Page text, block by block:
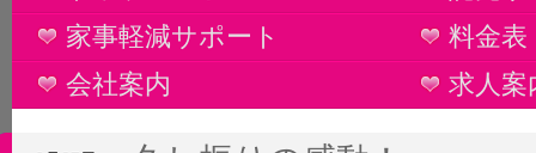
家事軽減サポート
料金表
会社案内
求人案